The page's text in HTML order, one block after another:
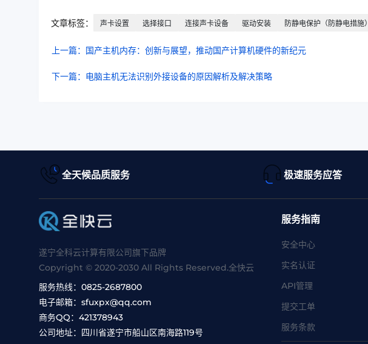
文章标签： 声卡设置 选择接口 连接声卡设备 驱动安装 防静电保护（防静电措施）
上一篇：国产主机内存：创新与展望，推动国产计算机硬件的新纪元
下一篇：电脑主机无法识别外接设备的原因解析及解决策略
全天候品质服务 极速服务应答
遂宁全科云计算有限公司旗下品牌
Copyright © 2020-2030 All Rights Reserved.全快云
服务热线： 0825-2687800
电子邮箱： sfuxpx@qq.com
商务QQ： 421378943
公司地址： 四川省遂宁市船山区南海路119号
服务指南
安全中心
实名认证
API管理
提交工单
服务条款